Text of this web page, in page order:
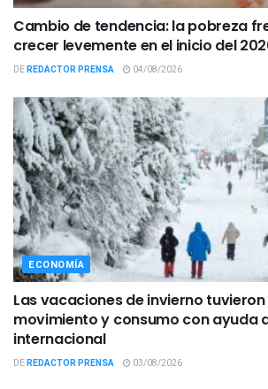
Cambio de tendencia: la pobreza
crecer levemente en el inicio del
DEREDACTOR PRENSA 04/08/2026
ECONOMÍA
Las vacaciones de invierno
movimiento y consumo con ayuda
internacional
DEREDACTOR PRENSA 03/08/2026